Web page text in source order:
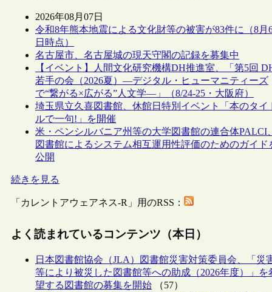
2026年08月07日
令和8年熊本地震による文化財等の被害が83件に（8月
日時点）
名古屋市、名古屋城の現天守閣の記録を募集中
【イベント】人間文化研究機構DH推進室、「第5回
若手の会（2026夏）―デジタル・ヒューマニティーズ
で“繋がる×広がる”人文学―」（8/24-25・大阪府）
埼玉県立久喜図書館、休館日特別イベント「本のタイ
ルで一句!」を開催
米・ペンシルバニア州等の大学図書館の連合体PALCI、
図書館によるシステム相互運用性評価のためのガイド
公開
続きを見る
「カレントアウェアネス-R」用のRSS：
よく読まれているコンテンツ（本日）
日本図書館協会（JLA）図書館災害対策委員会、「災
等により被災した図書館等への助成（2026年度）」を
望する図書館の募集を開始 （57）